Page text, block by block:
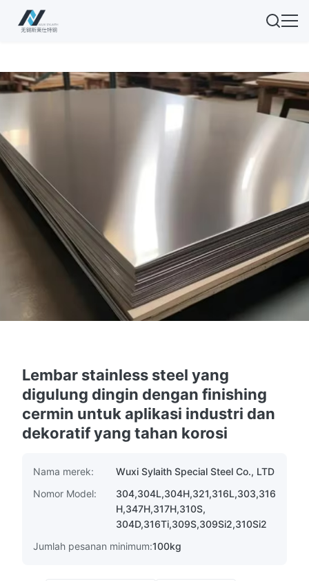
Lembar stainless steel yang
digulung dingin dengan finishing
cermin untuk aplikasi industri dan
dekoratif yang tahan korosi
Nama merek:
Wuxi Sylaith Special Steel Co., LTD
Nomor Model:
304,304L,304H,321,316L,303,316
H,347H,317H,310S,
304D,316Ti,309S,309Si2,310Si2
Jumlah pesanan minimum:100kg